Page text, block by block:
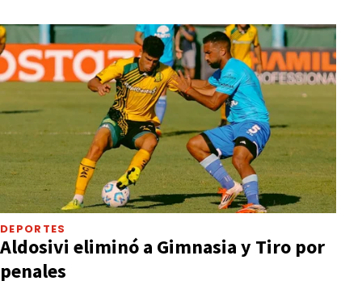
DEPORTES
Aldosivi eliminó a Gimnasia y Tiro por
penales